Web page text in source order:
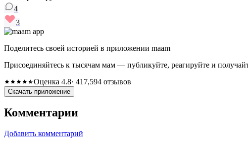
4
3
Поделитесь своей историей в приложении maam
Присоединяйтесь к тысячам мам — публикуйте, реагируйте и
Оценка 4.8· 417,594 отзывов
Скачать приложение
Комментарии
Добавить комментарий